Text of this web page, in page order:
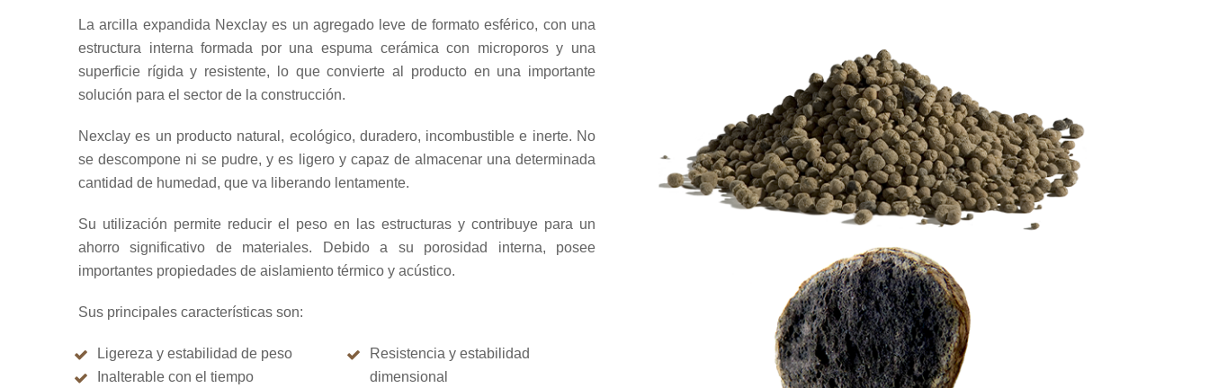
La arcilla expandida Nexclay es un agregado leve de formato esférico, con una
estructura interna formada por una espuma cerámica con microporos y una
superficie rígida y resistente, lo que convierte al producto en una importante
solución para el sector de la construcción.
Nexclay es un producto natural, ecológico, duradero, incombustible e inerte. No
se descompone ni se pudre, y es ligero y capaz de almacenar una determinada
cantidad de humedad, que va liberando lentamente.
Su utilización permite reducir el peso en las estructuras y contribuye para un
ahorro significativo de materiales. Debido a su porosidad interna, posee
importantes propiedades de aislamiento térmico y acústico.
Sus principales características son:
Ligereza y estabilidad de peso
Inalterable con el tiempo
Resistencia y estabilidad
dimensional